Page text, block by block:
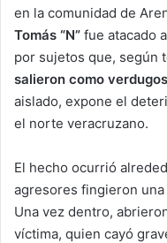
en la comunidad de
Tomás “N” fue atacado
por sujetos que, según
salieron como verdugos
aislado, expone el
el norte veracruzano.
El hecho ocurrió
agresores fingieron
Una vez dentro,
víctima, quien cayó